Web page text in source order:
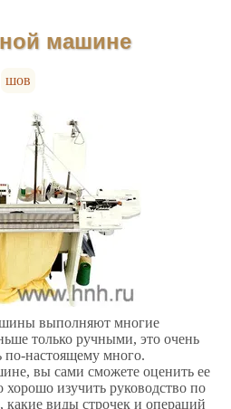
машине
шов
выполняют многие
только ручными, это очень
по-настоящему много.
вы сами сможете оценить ее
изучить руководство по
какие виды строчек и операций